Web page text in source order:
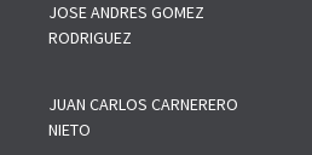
JOSE ANDRES GOMEZ
RODRIGUEZ
JUAN CARLOS CARNERERO
NIETO